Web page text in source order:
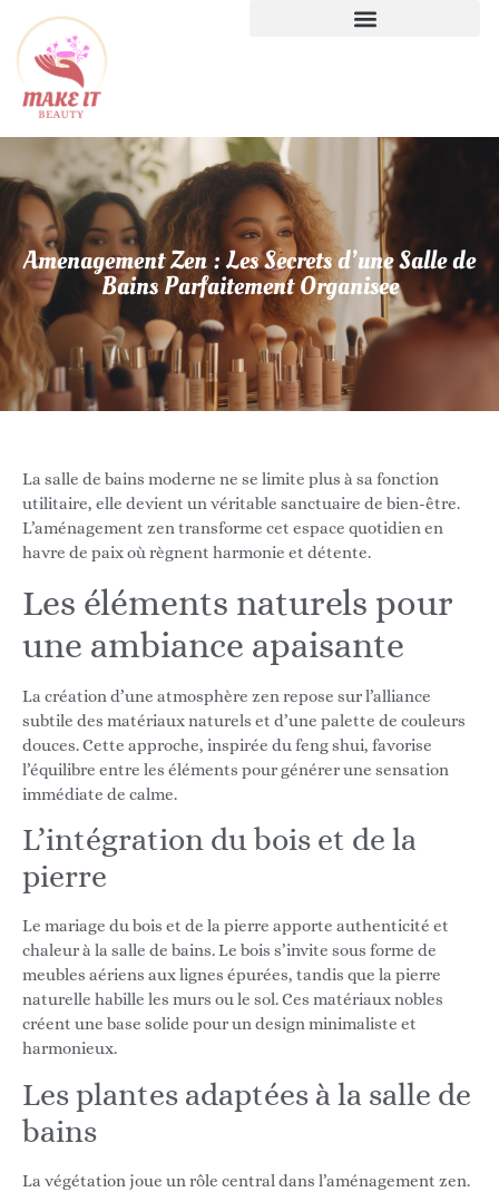
Amenagement Zen : Les Secrets d’une Salle de
Bains Parfaitement Organisee
La salle de bains moderne ne se limite plus à sa fonction
utilitaire, elle devient un véritable sanctuaire de bien-être.
L’aménagement zen transforme cet espace quotidien en
havre de paix où règnent harmonie et détente.
Les éléments naturels pour
une ambiance apaisante
La création d’une atmosphère zen repose sur l’alliance
subtile des matériaux naturels et d’une palette de couleurs
douces. Cette approche, inspirée du feng shui, favorise
l’équilibre entre les éléments pour générer une sensation
immédiate de calme.
L’intégration du bois et de la
pierre
Le mariage du bois et de la pierre apporte authenticité et
chaleur à la salle de bains. Le bois s’invite sous forme de
meubles aériens aux lignes épurées, tandis que la pierre
naturelle habille les murs ou le sol. Ces matériaux nobles
créent une base solide pour un design minimaliste et
harmonieux.
Les plantes adaptées à la salle de
bains
La végétation joue un rôle central dans l’aménagement zen.